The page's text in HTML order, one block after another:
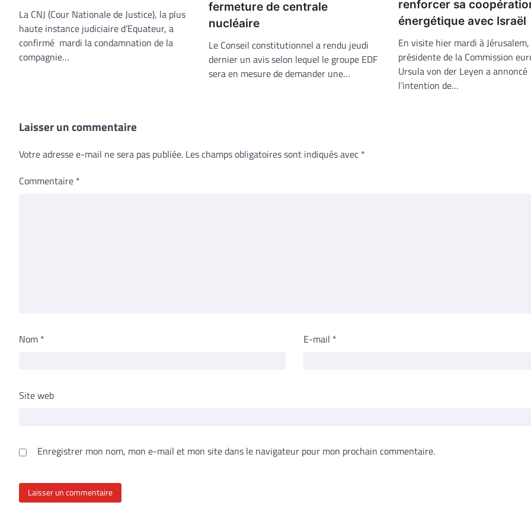
La CNJ (Cour Nationale de Justice), la plus
haute instance judiciaire d’Equateur, a
confirmé mardi la condamnation de la
compagnie…
fermeture de centrale
nucléaire
Le Conseil constitutionnel a rendu jeudi
dernier un avis selon lequel le groupe EDF
sera en mesure de demander une…
renforcer sa
énergétique avec Israël
En visite hier mardi à
présidente de la Commission
Ursula von der Leyen a annoncé
l’intention de…
Laisser un commentaire
Votre adresse e-mail ne sera pas publiée. Les champs obligatoires sont indiqués avec *
Commentaire *
Nom * E-mail *
Site web
Enregistrer mon nom, mon e-mail et mon site dans le navigateur pour mon prochain commentaire.